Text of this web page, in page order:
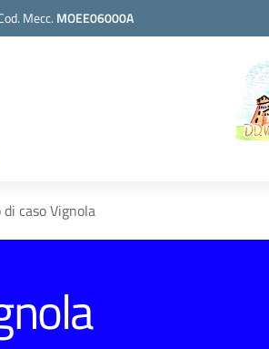
Mecc. MOEE06000A
caso Vignola